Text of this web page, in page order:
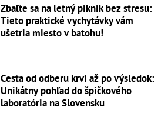
Zbaľte sa na letný piknik bez stresu:
Tieto praktické vychytávky vám
ušetria miesto v batohu!
Cesta od odberu krvi až po výsledok:
Unikátny pohľad do špičkového
laboratória na Slovensku